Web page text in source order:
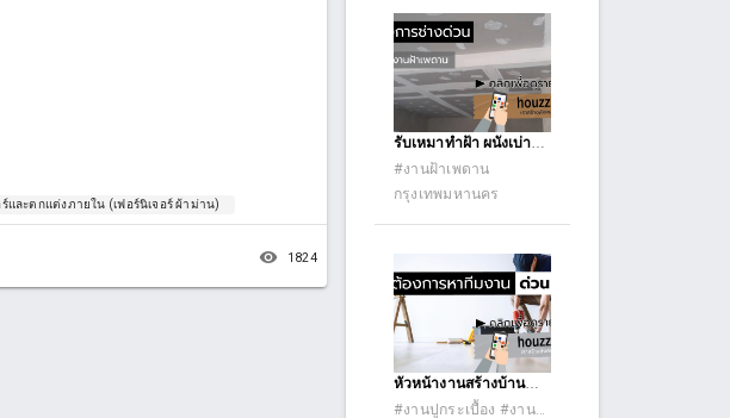
ร์และตกแต่งภายใน (เฟอร์นิเจอร์ ผ้าม่าน)
remove_red_eye 1824
สภาพ - บ้าน อาคาร เก่า
ต้องการ ที่ต้องการ รู้งบ
ประมาณ ซ่อมแซม ก่อน
การซื้อ-ขาย = ฟรี
สำหรับบ้าน อาคารใหม่
= - บ้าน อาคาร ใหม่
ต้องการ ต่อเติมตบแต่ง
พิเศษ สำหรับผู้ที่ต้องการ
งานงานเพิ่มเติมพิเศษ =
(ในกรณีทำสัญญา
ก่อสร้างและวางมัดจำ
แล้ว) - งานออกแบบ
แปลน- 2 D - 3 D ฟรี -
งานประมาณราคา
BOQ. ฟรี - งานเอกสาร
ยื่นขอวงเงินกู้ OD.
ธนาคาร ฟรี ขอเรียกเก็บ
ประตูหน้าต่าง ประตู
อัลลอย ประตูรีโมท
ประตูอัตโนมัต) #งานรื้อ
ถอนและขนย้ายวัสดุ
#งานซ่อมทั่วไป #รับ
เหมาก่อสร้าง #รับเหมา
ต่อเติม #รับเหมา
ปรับปรุง (รีโนเวท)
#อื่นๆ #แรงงาน
รับเหมาทำฝ้า ผนังเบ่า
ผนังชัพเสียง
#งานฝ้าเพดาน
กรุงเทพมหานคร
หัวหน้างานสร้างบ้าน
น็อคดาวน์ โฟแมน
#งานปูกระเบื้อง #งาน